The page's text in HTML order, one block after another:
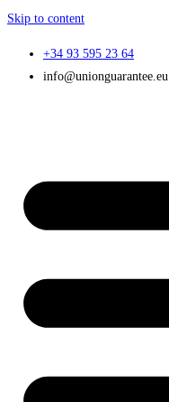
Skip to content
+34 93 595 23 64
info@unionguarantee.eu